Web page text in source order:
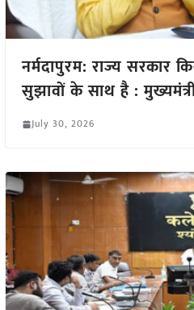
नर्मदापुरम: राज्य सरकार
सुझावों के साथ है :
July 30, 2026